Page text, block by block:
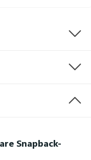
Snapback-